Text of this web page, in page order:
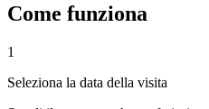
Come funziona
1
Seleziona la data della visita